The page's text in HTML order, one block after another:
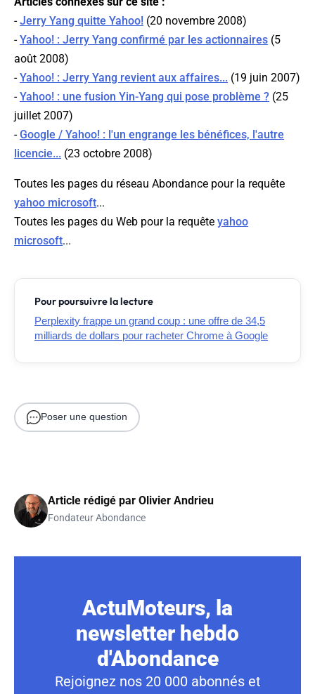
-Jerry Yang quitte Yahoo! (20 novembre 2008)
-Yahoo! : Jerry Yang confirmé par les actionnaires (5
août 2008)
-Yahoo! : Jerry Yang revient aux affaires... (19 juin 2007)
-Yahoo! : une fusion Yin-Yang qui pose problème ? (25
juillet 2007)
-Google / Yahoo! : l'un engrange les bénéfices, l'autre
licencie... (23 octobre 2008)
Toutes les pages du réseau Abondance pour la requête
yahoo microsoft...
Toutes les pages du Web pour la requête yahoo
microsoft...
Pour poursuivre la lecture
Perplexity frappe un grand coup : une offre de 34,5
milliards de dollars pour racheter Chrome à Google
Poser une question
Article rédigé par Olivier Andrieu
Fondateur Abondance
ActuMoteurs, la
newsletter hebdo
d'Abondance
Rejoignez nos 20 000 abonnés et